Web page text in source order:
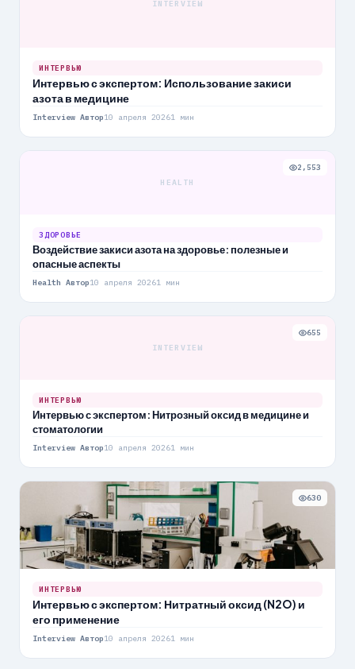
INTERVIEW
ИНТЕРВЬЮ
Интервью с экспертом: Использование закиси
азота в медицине
Interview Автор10 апреля 20261 мин
HEALTH
2,553
ЗДОРОВЬЕ
Воздействие закиси азота на здоровье: полезные и
опасные аспекты
Health Автор10 апреля 20261 мин
INTERVIEW
655
ИНТЕРВЬЮ
Интервью с экспертом: Нитрозный оксид в медицине и
стоматологии
Interview Автор10 апреля 20261 мин
630
ИНТЕРВЬЮ
Интервью с экспертом: Нитратный оксид (N2O) и
его применение
Interview Автор10 апреля 20261 мин